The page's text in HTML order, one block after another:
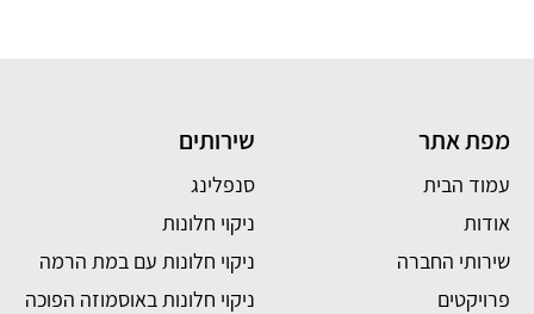
מפת אתר
עמוד הבית
אודות
שירותי החברה
פרויקטים
שירותים
סנפלינג
ניקוי חלונות
ניקוי חלונות עם במת הרמה
ניקוי חלונות באוסמוזה הפוכה